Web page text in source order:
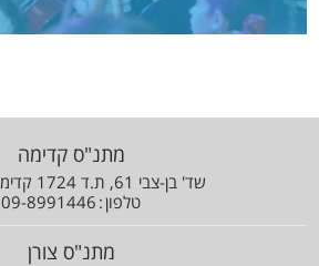
מתנ"ס קדימה
שד' בן-צבי 61, ת.ד 1724 קדימה 60920
טלפון 09-8991446
מתנ"ס צורן